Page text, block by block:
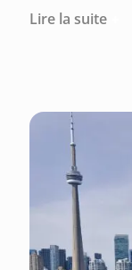
Lire la suite
étrangers.
diversifiées,
d'habitants
née hors du
C'est aussi la
même que